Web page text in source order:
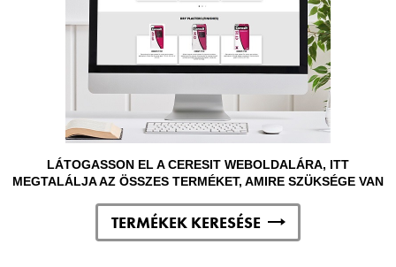
LÁTOGASSON EL A CERESIT WEBOLDALÁRA, ITT
MEGTALÁLJA AZ ÖSSZES TERMÉKET, AMIRE SZÜKSÉGE VAN
TERMÉKEK KERESÉSE